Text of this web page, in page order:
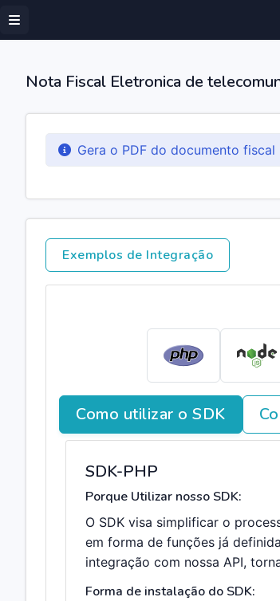
Nota Fiscal Eletronica de
Gera o PDF do documento fiscal
Exemplos de Integração
Como utilizar o SDK
SDK-PHP
Porque Utilizar nosso SDK:
O SDK visa simplificar o
em forma de funções já
integração com nossa API,
Forma de instalação do SDK: